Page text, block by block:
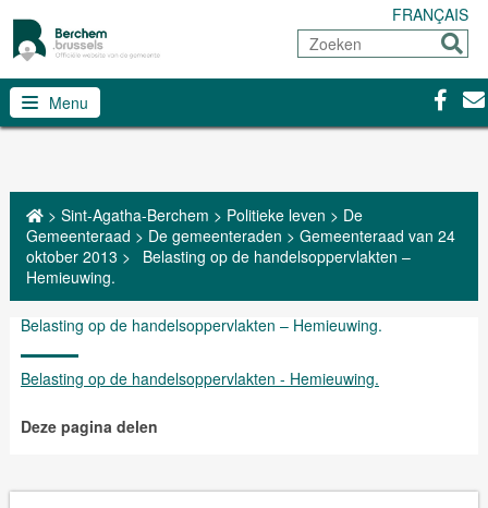
FRANÇAIS
Zoeken
Sturen
Menu
> Sint-Agatha-Berchem > Politieke leven > De
Gemeenteraad > De gemeenteraden > Gemeenteraad van 24
oktober 2013 >
Belasting op de handelsoppervlakten –
Hemieuwing.
Belasting op de handelsoppervlakten – Hemieuwing.
Belasting op de handelsoppervlakten - Hemieuwing.
Deze pagina delen